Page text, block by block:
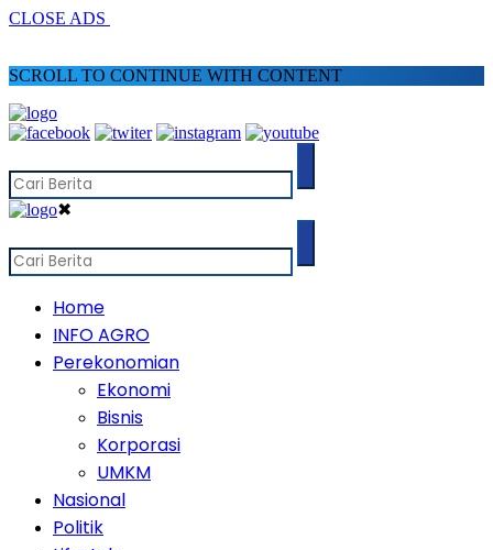
CLOSE ADS
SCROLL TO CONTINUE WITH CONTENT
✖
Home
INFO AGRO
Perekonomian
Ekonomi
Bisnis
Korporasi
UMKM
Nasional
Politik